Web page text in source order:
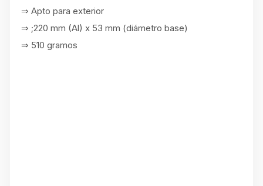
⇒ Apto para exterior
⇒ ;220 mm (Al) x 53 mm (diámetro base)
⇒ 510 gramos